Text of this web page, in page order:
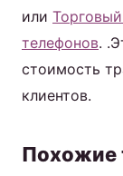
или
телефонов.
стоимость
клиентов.
Похожие